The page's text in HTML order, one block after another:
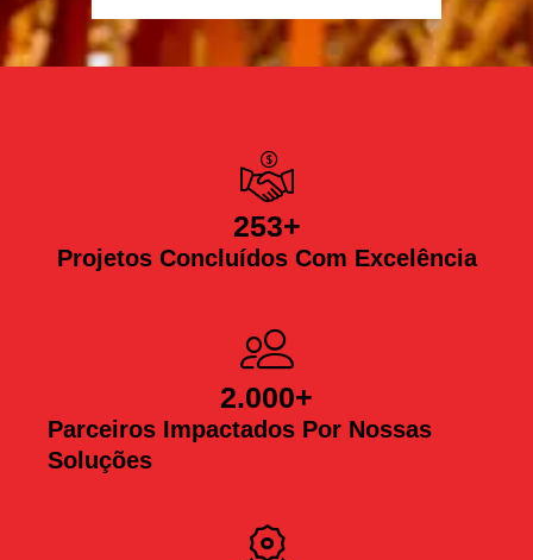
Projetos Concluídos Com Excelência
253+
Parceiros Impactados Por Nossas
Soluções
2.000+